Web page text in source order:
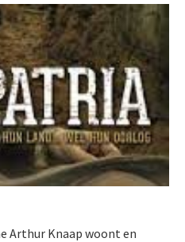
Arthur Knaap woont en